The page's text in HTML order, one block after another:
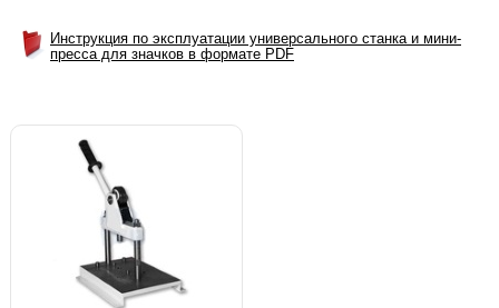
Инструкция по эксплуатации универсального станка и мини-
пресса для значков в формате PDF